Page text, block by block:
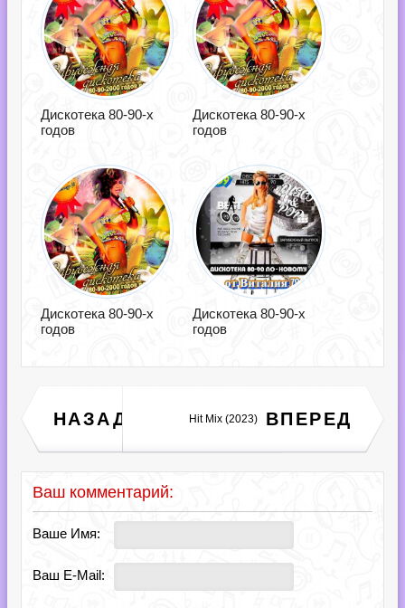
Дискотека 80-90-х
годов
Дискотека 80-90-х
годов
Дискотека 80-90-х
годов
Дискотека 80-90-х
годов
НАЗАД
Hardstyle Bangers
[Extended Mixes] (2023)
ВПЕРЕД
Hit Mix (2023)
Ваш комментарий:
Ваше Имя:
Ваш E-Mail: